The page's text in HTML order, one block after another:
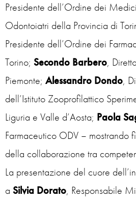
Presidente dell’Ordine dei
Odontoiatri della Provincia di
Presidente dell’Ordine dei
Torino; Secondo Barbero,
Piemonte; Alessandro Dondo,
dell’Istituto Zooprofilattico
Liguria e Valle d’Aosta; Paola
Farmaceutico ODV – mostrando
della collaborazione tra
La presentazione del cuore
a Silvia Dorato, Responsabile